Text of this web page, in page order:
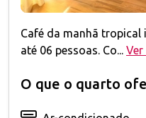
Café da manhã
até 06 pessoas. Co... Ver
O que o quarto